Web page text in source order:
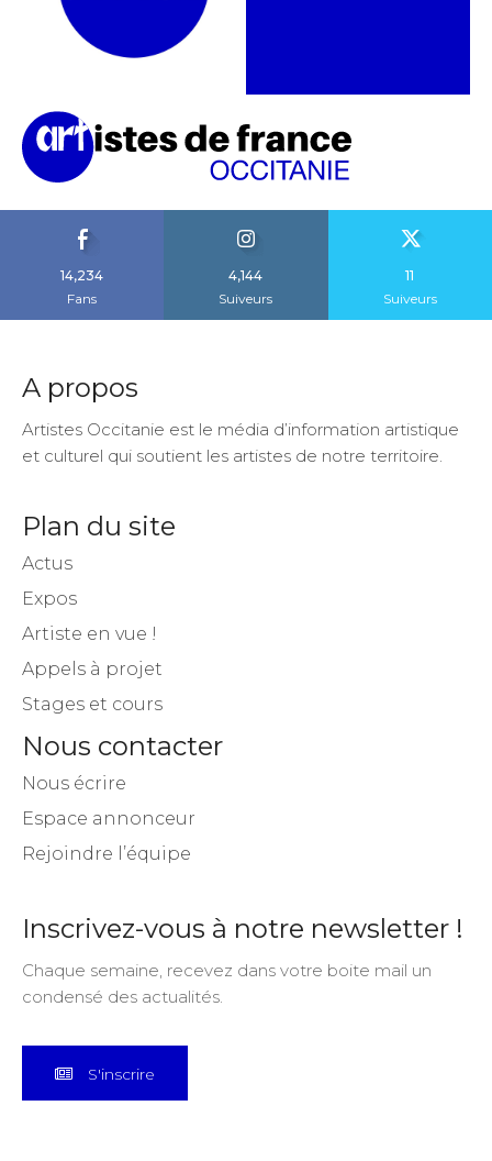
14,234
Fans
4,144
Suiveurs
11
Suiveurs
A propos
Artistes Occitanie est le média d’information artistique
et culturel qui soutient les artistes de notre territoire.
Plan du site
Actus
Expos
Artiste en vue !
Appels à projet
Stages et cours
Nous contacter
Nous écrire
Espace annonceur
Rejoindre l’équipe
Inscrivez-vous à notre newsletter !
Chaque semaine, recevez dans votre boite mail un
condensé des actualités.
S'inscrire